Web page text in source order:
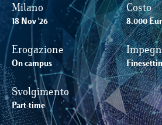
Operation & Students’
Le nostre sedi
Milano
18 Nov '26
Costo
8.000
Erogazione
On campus
Svolgimento
Part-time